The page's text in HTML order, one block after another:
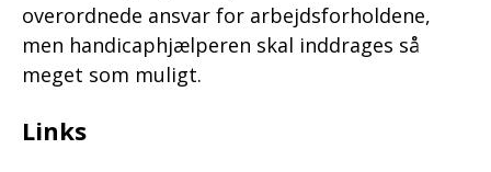
overordnede ansvar for arbejdsforholdene,
men handicaphjælperen skal inddrages så
meget som muligt.
Links